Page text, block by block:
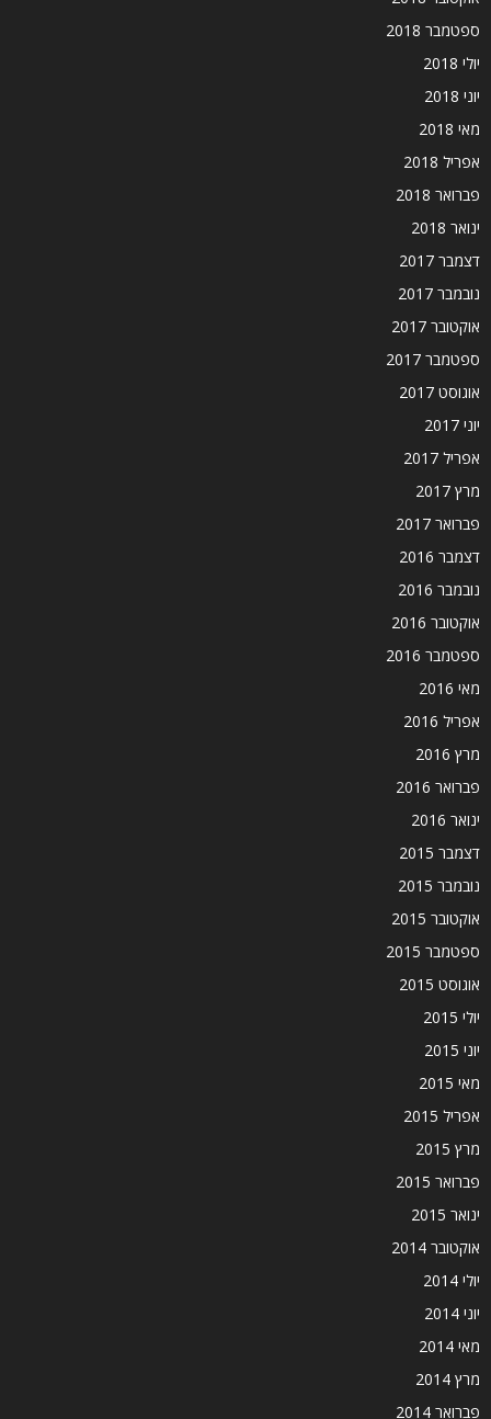
ספטמבר 2018
יולי 2018
יוני 2018
מאי 2018
אפריל 2018
פברואר 2018
ינואר 2018
דצמבר 2017
נובמבר 2017
אוקטובר 2017
ספטמבר 2017
אוגוסט 2017
יוני 2017
אפריל 2017
מרץ 2017
פברואר 2017
דצמבר 2016
נובמבר 2016
אוקטובר 2016
ספטמבר 2016
מאי 2016
אפריל 2016
מרץ 2016
פברואר 2016
ינואר 2016
דצמבר 2015
נובמבר 2015
אוקטובר 2015
ספטמבר 2015
אוגוסט 2015
יולי 2015
יוני 2015
מאי 2015
אפריל 2015
מרץ 2015
פברואר 2015
ינואר 2015
אוקטובר 2014
יולי 2014
יוני 2014
מאי 2014
מרץ 2014
פברואר 2014